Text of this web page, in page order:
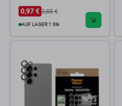
0,97 € 3,88 €
AUF LAGER 1 Stk